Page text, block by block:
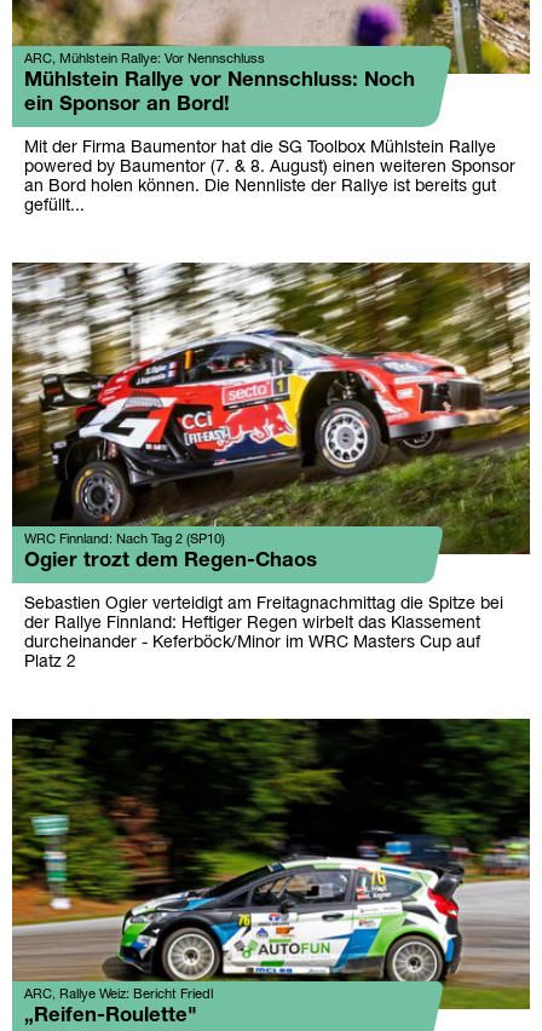
ARC, Mühlstein Rallye: Vor Nennschluss
Mühlstein Rallye vor Nennschluss: Noch
ein Sponsor an Bord!
Mit der Firma Baumentor hat die SG Toolbox Mühlstein Rallye
powered by Baumentor (7. & 8. August) einen weiteren Sponsor
an Bord holen können. Die Nennliste der Rallye ist bereits gut
gefüllt...
WRC Finnland: Nach Tag 2 (SP10)
Ogier trozt dem Regen-Chaos
Sebastien Ogier verteidigt am Freitagnachmittag die Spitze bei
der Rallye Finnland: Heftiger Regen wirbelt das Klassement
durcheinander - Keferböck/Minor im WRC Masters Cup auf
Platz 2
ARC, Rallye Weiz: Bericht Friedl
„Reifen-Roulette"